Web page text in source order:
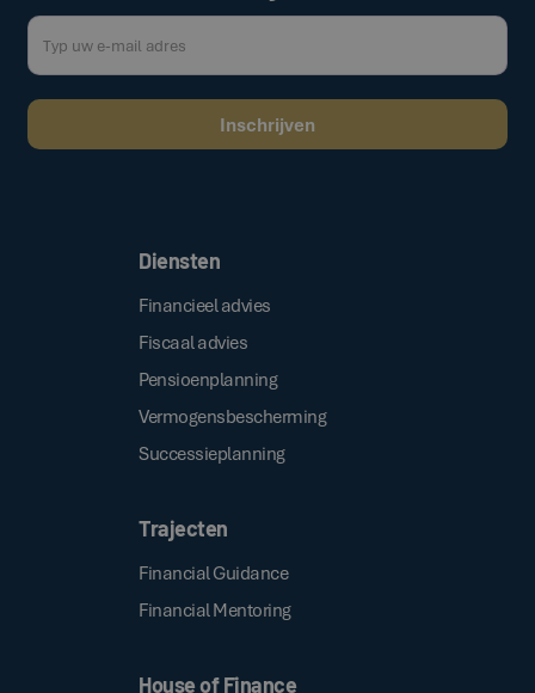
Diensten
Financieel advies
Fiscaal advies
Pensioenplanning
Vermogensbescherming
Successieplanning
Trajecten
Financial Guidance
Financial Mentoring
House of Finance